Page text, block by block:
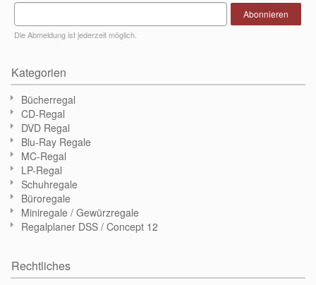
Die Abmeldung ist jederzeit möglich.
Abonnieren
Kategorien
Bücherregal
CD-Regal
DVD Regal
Blu-Ray Regale
MC-Regal
LP-Regal
Schuhregale
Büroregale
Miniregale / Gewürzregale
Regalplaner DSS / Concept 12
Rechtliches